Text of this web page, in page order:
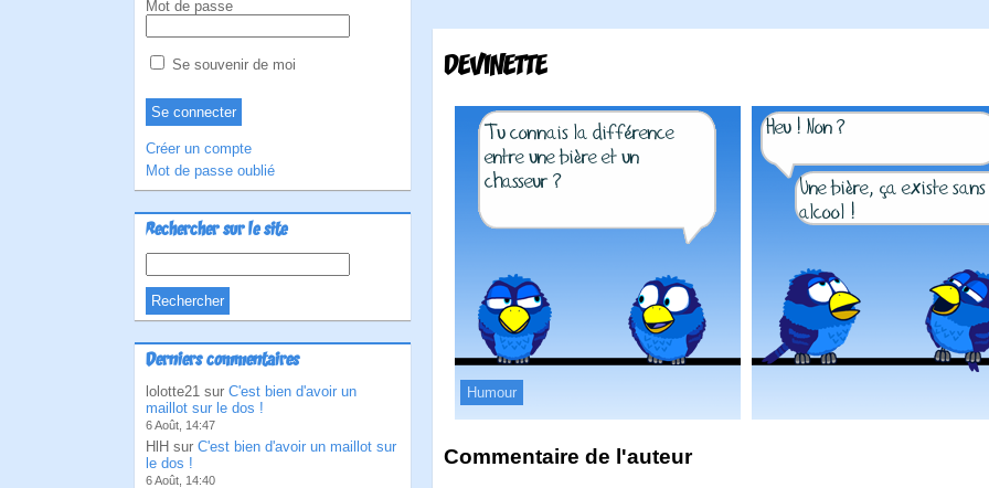
Mot de passe
Se souvenir de moi
Créer un compte
Mot de passe oublié
Rechercher sur le site
Derniers commentaires
lolotte21 sur C'est bien d'avoir un
maillot sur le dos !
6 Août, 14:47
HlH sur C'est bien d'avoir un maillot sur
le dos !
6 Août, 14:40
DEVINETTE
Humour
Commentaire de l'auteur